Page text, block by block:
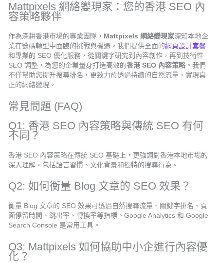
Mattpixels 網絡變現家：您的香港 SEO 內
容策略夥伴
作為深耕香港市場的專業團隊， Mattpixels 網絡變現家深知本地企
業在數碼轉型中面臨的挑戰與機遇。我們提供全面的網頁設計套餐
和專業的 SEO 優化服務，從關鍵字研究到內容創作，再到技術性
SEO 調整，為您的企業量身打造高效的香港 SEO 內容策略 。我們
不僅幫助您提升搜尋排名，更致力於透過持續的自然流量，實現真
正的網絡變現。
常見問題 (FAQ)
Q1: 香港 SEO 內容策略與傳統 SEO 有何
不同？
香港 SEO 內容策略在傳統 SEO 基礎上，更強調對香港本地市場的
深入理解，包括語言習慣、文化背景和獨特的搜尋行為。
Q2: 如何衡量 Blog 文章的 SEO 效果？
衡量 Blog 文章的 SEO 效果可透過自然搜尋流量、關鍵字排名、頁
面停留時間、跳出率、轉換率等指標。Google Analytics 和 Google
Search Console 是常用工具。
Q3: Mattpixels 如何協助中小企進行內容優
化？